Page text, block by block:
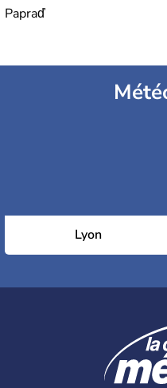
Papraď
Lyon